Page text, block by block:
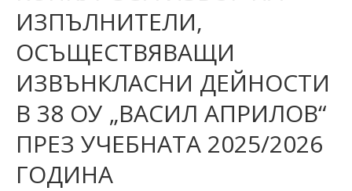
ИЗПЪЛНИТЕЛИ,
ОСЪЩЕСТВЯВАЩИ
ИЗВЪНКЛАСНИ ДЕЙНОСТИ
В 38 ОУ „ВАСИЛ АПРИЛОВ“
ПРЕЗ УЧЕБНАТА 2025/2026
ГОДИНА